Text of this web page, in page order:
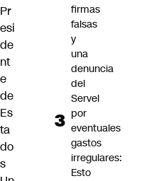
Pr
esi
de
nt
e
de
Es
ta
do
s
firmas
falsas
y
una
denuncia
del
Servel
por
eventuales
gastos
irregulares:
Esto